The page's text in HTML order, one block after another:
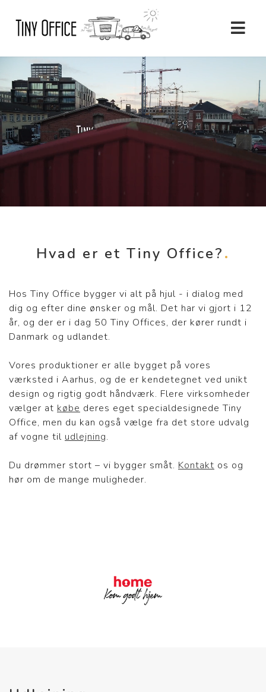
Hvad er et Tiny Office?
Hos Tiny Office bygger vi alt på hjul - i dialog med
dig og efter dine ønsker og mål. Det har vi gjort i 12
år, og der er i dag 50 Tiny Offices, der kører rundt i
Danmark og udlandet.
Vores produktioner er alle bygget på vores
værksted i Aarhus, og de er kendetegnet ved unikt
design og rigtig godt håndværk. Flere virksomheder
vælger at købe deres eget specialdesignede Tiny
Office, men du kan også vælge fra det store udvalg
af vogne til udlejning.
Du drømmer stort – vi bygger småt. Kontakt os og
hør om de mange muligheder.